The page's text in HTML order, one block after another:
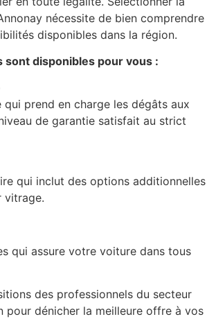
nécessite de bien comprendre
disponibles dans la région.
disponibles pour vous :
prend en charge les dégâts aux
de garantie satisfait au strict
qui inclut des options additionnelles
vitrage.
qui assure votre voiture dans tous
des professionnels du secteur
pour dénicher la meilleure offre à vos